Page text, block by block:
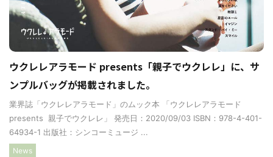
ウクレレアラモード presents「親子でウクレレ」に、サ
ンプルバッグが掲載されました。
業界誌「ウクレレアラモード」のムック本 「ウクレレアラモード
presents 親子でウクレレ」 発売日：2020/09/03 ISBN：978-4-401-
64934-1 出版社：シンコーミュージ ...
News